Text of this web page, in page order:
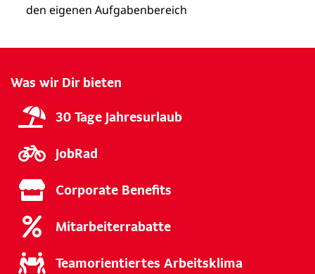
den eigenen Aufgabenbereich
Was wir Dir bieten
30 Tage Jahresurlaub
JobRad
Corporate Benefits
Mitarbeiterrabatte
Teamorientiertes Arbeitsklima